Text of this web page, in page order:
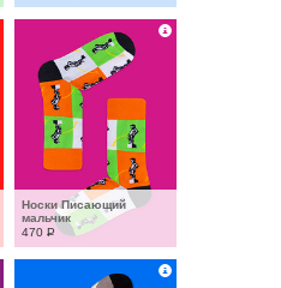
Носки Писающий
мальчик
470 Р